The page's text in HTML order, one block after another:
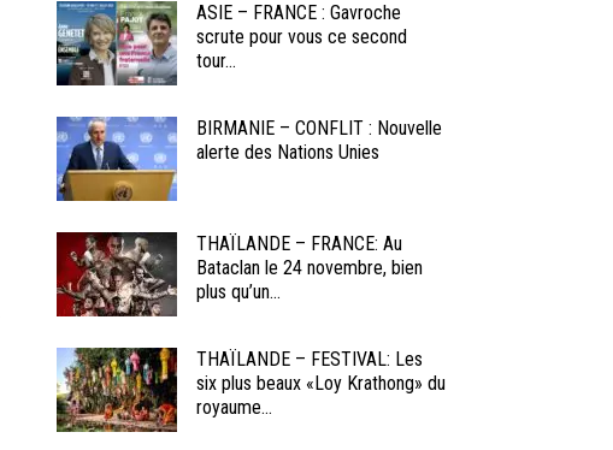
ASIE – FRANCE : Gavroche
scrute pour vous ce second
tour...
BIRMANIE – CONFLIT : Nouvelle
alerte des Nations Unies
THAÏLANDE – FRANCE: Au
Bataclan le 24 novembre, bien
plus qu’un...
THAÏLANDE – FESTIVAL: Les
six plus beaux «Loy Krathong» du
royaume...